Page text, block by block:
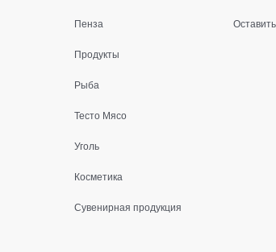
Пенза
Продукты
Рыба
Тесто Мясо
Уголь
Косметика
Сувенирная продукция